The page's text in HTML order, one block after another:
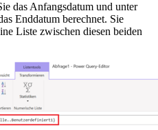
das Anfangsdatum und unter
Enddatum berechnet. Sie
Liste zwischen diesen beiden